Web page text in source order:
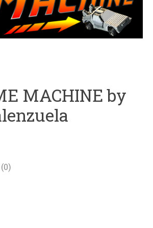
MACHINE by
dit product is
(0)